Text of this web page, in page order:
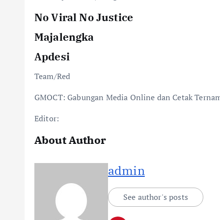
No Viral No Justice
Majalengka
Apdesi
Team/Red
GMOCT: Gabungan Media Online dan Cetak
Editor:
About Author
admin
See author's posts